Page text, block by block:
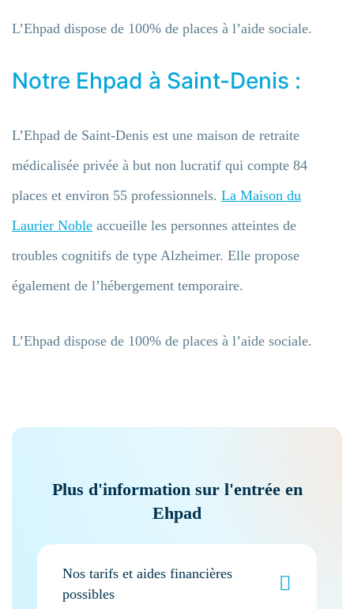
L’Ehpad dispose de 100% de places à l’aide sociale.
Notre Ehpad à Saint-Denis :
L’Ehpad de Saint-Denis est une maison de retraite
médicalisée privée à but non lucratif qui compte 84
places et environ 55 professionnels. La Maison du
Laurier Noble accueille les personnes atteintes de
troubles cognitifs de type Alzheimer. Elle propose
également de l’hébergement temporaire.
L’Ehpad dispose de 100% de places à l’aide sociale.
Plus d'information sur l'entrée en
Ehpad
Nos tarifs et aides financières
possibles